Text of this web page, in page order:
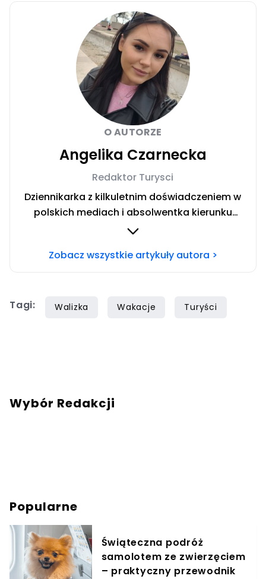
O AUTORZE
Angelika Czarnecka
Redaktor Turysci
Dziennikarka z kilkuletnim doświadczeniem w
polskich mediach i absolwentka kierunku
Dziennikarstwo i Komunikacja Społeczna w
Miłośniczka włoskich regionów. Uwielbiam
Zobacz wszystkie artykuły autora >
Tagi: Walizka Wakacje Turyści
Wybór Redakcji
Popularne
Świąteczna podróż
samolotem ze zwierzęciem
– praktyczny przewodnik